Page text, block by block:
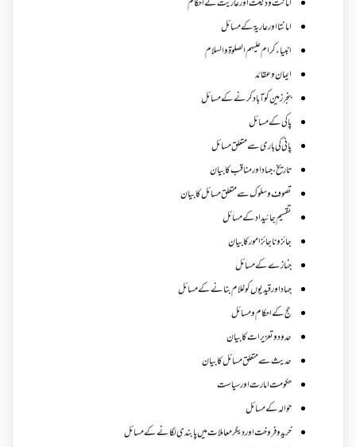
امانت ودیعت اورعاریت کے احکام
امانتا اور عاریة کے مسائل
انبیاء کرام علیہم الصلوۃ والسلام
ایمان وعقائد
بنجر زمین کو آباد کرنے کے مسائل
پاکی کے مسائل
پانی کی باری سے متعلق مسائل
تاریخ،جہاد اور مناقب کا بیان
تصوف و سلوک سے متعلق مسائل کا بیان
تقسیم جائیداد کے مسائل
جائز و ناجائزامور کا بیان
جنازے کےمسائل
جہاد اور قیدیوں کو غلام بنانے کے مسائل
حج کے احکام ومسائل
حدود و تعزیرات کا بیان
حدیث سے متعلق مسائل کا بیان
حکومت امارت اور سیاست
حوالہ کے مسائل
خرید و فروخت اور دیگر معاملات میں پابندی لگانے کے مسائل